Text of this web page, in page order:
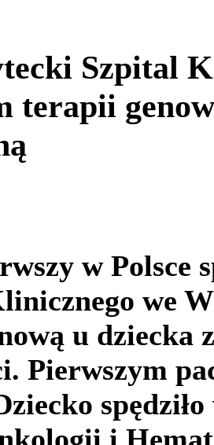
Szpital
terapii
w Polsce
we
u dziecka
Pierwszym
i